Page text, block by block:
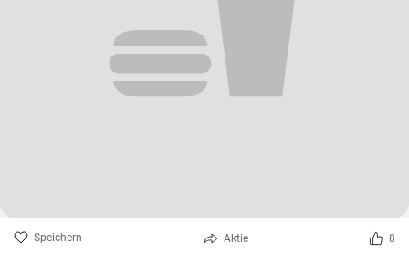
Speichern Aktie 8